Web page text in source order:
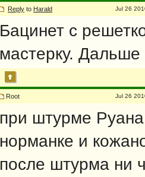
Reply to Harald Jul 26
Бацинет с
мастерку.
Root Jul 26
при штурме
норманке и
после штурма ни